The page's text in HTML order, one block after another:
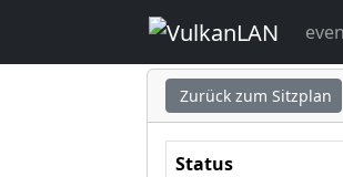
Sitzplatz
Zurück zum Sitzplan
Status